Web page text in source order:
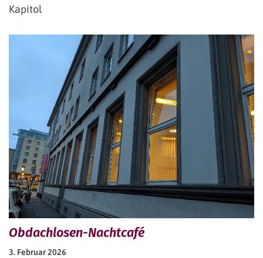
Kapitol
Obdachlosen-Nachtcafé
3. Februar 2026